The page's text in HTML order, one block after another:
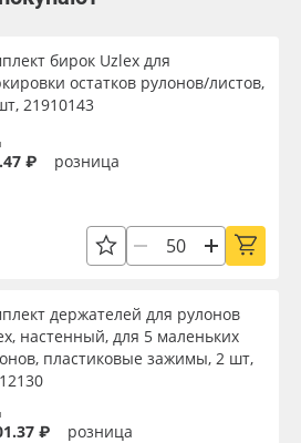
бирок Uzlex для
остатков рулонов/листов,
21910143
₽ розница
держателей для рулонов
настенный, для 5 маленьких
пластиковые зажимы, 2 шт,
₽ розница